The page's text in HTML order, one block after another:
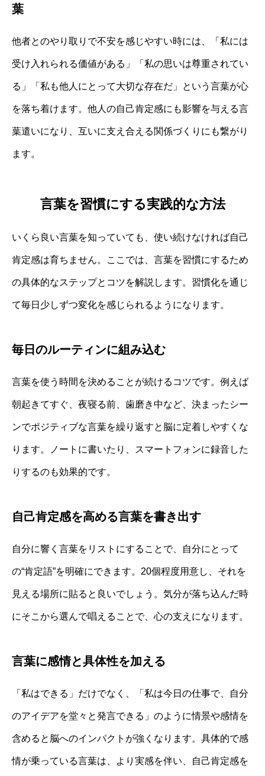
葉
他者とのやり取りで不安を感じやすい時には、「私には
受け入れられる価値がある」「私の思いは尊重されてい
る」「私も他人にとって大切な存在だ」という言葉が心
を落ち着けます。他人の自己肯定感にも影響を与える言
葉遣いになり、互いに支え合える関係づくりにも繋がり
ます。
言葉を習慣にする実践的な方法
いくら良い言葉を知っていても、使い続けなければ自己
肯定感は育ちません。ここでは、言葉を習慣にするため
の具体的なステップとコツを解説します。習慣化を通じ
て毎日少しずつ変化を感じられるようになります。
毎日のルーティンに組み込む
言葉を使う時間を決めることが続けるコツです。例えば
朝起きてすぐ、夜寝る前、歯磨き中など、決まったシー
ンでポジティブな言葉を繰り返すと脳に定着しやすくな
ります。ノートに書いたり、スマートフォンに録音した
りするのも効果的です。
自己肯定感を高める言葉を書き出す
自分に響く言葉をリストにすることで、自分にとって
の“肯定語”を明確にできます。20個程度用意し、それを
見える場所に貼ると良いでしょう。気分が落ち込んだ時
にそこから選んで唱えることで、心の支えになります。
言葉に感情と具体性を加える
「私はできる」だけでなく、「私は今日の仕事で、自分
のアイデアを堂々と発言できる」のように情景や感情を
含めると脳へのインパクトが強くなります。具体的で感
情が乗っている言葉は、より実感を伴い、自己肯定感を